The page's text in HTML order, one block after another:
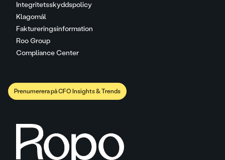
Integritetsskyddspolicy
Klagomål
Faktureringsinformation
Roo Group
Compliance Center
Prenumerera på CFO Insights & Trends